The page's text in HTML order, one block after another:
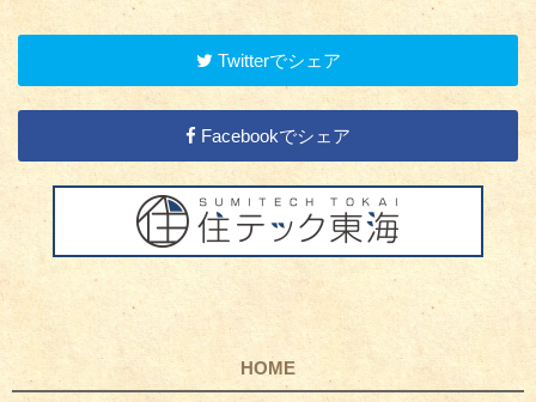
Twitterでシェア
Facebookでシェア
HOME